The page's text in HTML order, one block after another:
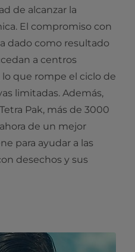
de alcanzar la
El compromiso con
dado como resultado
a centros
que rompe el ciclo de
limitadas. Además,
Pak, más de 3000
de un mejor
para ayudar a las
desechos y sus